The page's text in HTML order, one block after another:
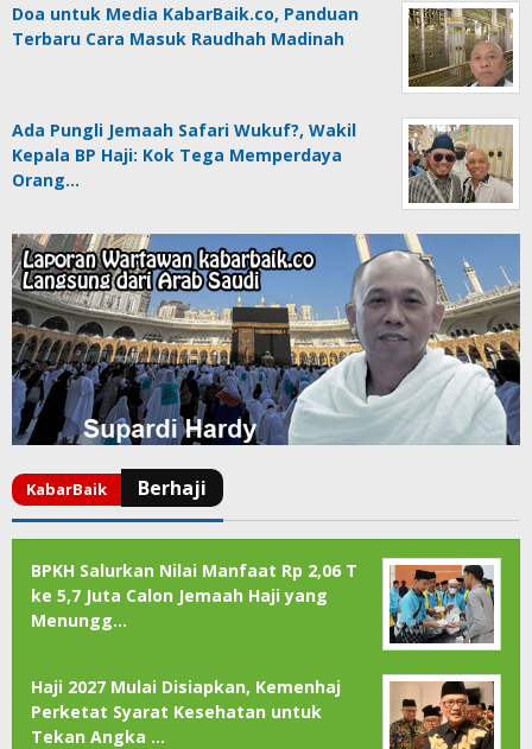
Doa untuk Media KabarBaik.co, Panduan
Terbaru Cara Masuk Raudhah Madinah
Ada Pungli Jemaah Safari Wukuf?, Wakil
Kepala BP Haji: Kok Tega Memperdaya
Orang…
BPKH Salurkan Nilai Manfaat Rp 2,06 T
ke 5,7 Juta Calon Jemaah Haji yang
Menungg…
Haji 2027 Mulai Disiapkan, Kemenhaj
Perketat Syarat Kesehatan untuk
Tekan Angka …